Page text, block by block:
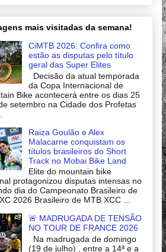
mais visitadas da semana!
CiMTB 2026: Confira como
estão as disputas pelo título
geral das Super Elites
Decisão da atual temporada
da Copa Internacional de
Bike acontecerá entre os dias 25
setembro na Cidade dos Profetas
Raiza Goulão e Alex
Malacarne conquistam os
títulos brasileiros do Short
Track no Mobai Bike Land
Elite do mountain bike
protagonizou disputas intensas no
dia do Campeonato Brasileiro de
2026 Brasileiro de MTB XCC ...
🚨 MADRUGADA DE TENSÃO
NO TOUR DE FRANCE 2026
Na madrugada de domingo
(19 de julho) , entre a 14ª e a